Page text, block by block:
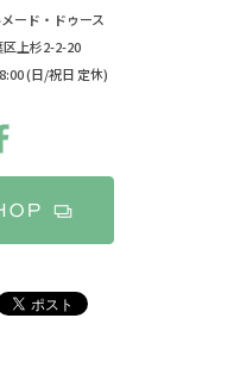
ード・ドゥース
上杉2-2-20
(日/祝日 定休)